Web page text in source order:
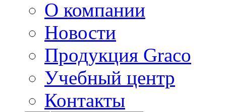
О компании
Новости
Продукция Graco
Учебный центр
Контакты